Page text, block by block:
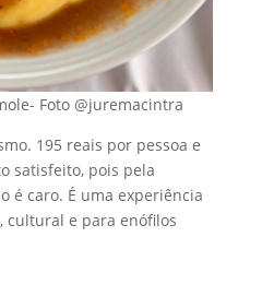
Foto @juremacintra
195 reais por pessoa e
satisfeito, pois pela
é caro. É uma experiência
cultural e para enófilos